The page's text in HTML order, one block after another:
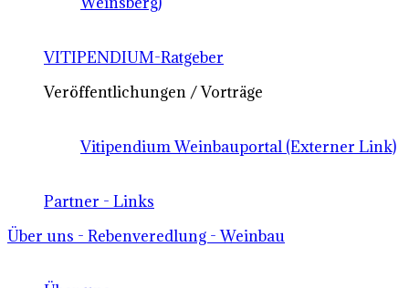
VITIPENDIUM-Ratgeber
Veröffentlichungen / Vorträge
Vitipendium Weinbauportal (Externer Link)
Partner - Links
Über uns - Rebenveredlung - Weinbau